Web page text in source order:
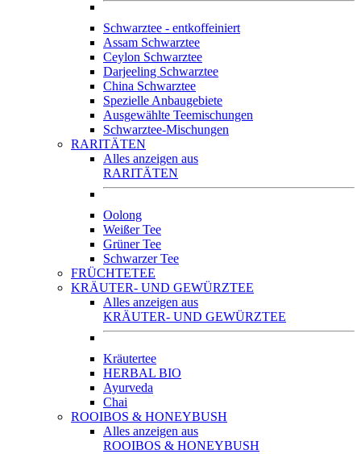
Schwarztee - entkoffeiniert
Assam Schwarztee
Ceylon Schwarztee
Darjeeling Schwarztee
China Schwarztee
Spezielle Anbaugebiete
Ausgewählte Teemischungen
Schwarztee-Mischungen
RARITÄTEN
Alles anzeigen aus
RARITÄTEN
Oolong
Weißer Tee
Grüner Tee
Schwarzer Tee
FRÜCHTETEE
KRÄUTER- UND GEWÜRZTEE
Alles anzeigen aus
KRÄUTER- UND GEWÜRZTEE
Kräutertee
HERBAL BIO
Ayurveda
Chai
ROOIBOS & HONEYBUSH
Alles anzeigen aus
ROOIBOS & HONEYBUSH